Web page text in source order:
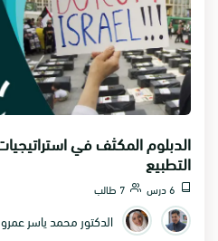
الدبلوم المكثف في
التطبيع
6 درس 7 طالب
الدكتور محمد ياسر